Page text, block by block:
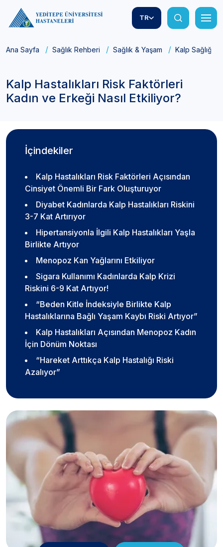
TR
Ana Sayfa Sağlık Rehberi Sağlık & Yaşam
Kalp Sağlığı
Kalp Hastalıkları Risk Faktörleri
Kadın ve Erkeği Nasıl Etkiliyor?
İçindekiler
Kalp Hastalıkları Risk Faktörleri Açısından
Cinsiyet Önemli Bir Fark Oluşturuyor
Diyabet Kadınlarda Kalp Hastalıkları Riskini
3-7 Kat Artırıyor
Hipertansiyonla İlgili Kalp Hastalıkları Yaşla
Birlikte Artıyor
Menopoz Kan Yağlarını Etkiliyor
Sigara Kullanımı Kadınlarda Kalp Krizi
Riskini 6-9 Kat Artıyor!
“Beden Kitle İndeksiyle Birlikte Kalp
Hastalıklarına Bağlı Yaşam Kaybı Riski Artıyor”
Kalp Hastalıkları Açısından Menopoz Kadın
İçin Dönüm Noktası
“Hareket Arttıkça Kalp Hastalığı Riski
Azalıyor”